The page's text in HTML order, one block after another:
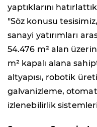
yaptıklarını
"Söz konusu
sanayi yatırımları
54.476 m² alan
m² kapalı alana
altyapısı, robotik
galvanizleme,
izlenebilirlik